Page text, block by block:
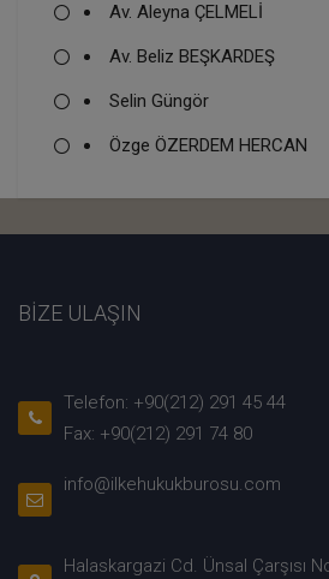
Av. Aleyna ÇELMELİ
Av. Beliz BEŞKARDEŞ
Selin Güngör
Özge ÖZERDEM HERCAN
BİZE ULAŞIN
Telefon: +90(212) 291 45 44
Fax: +90(212) 291 74 80
info@ilkehukukburosu.com
Halaskargazi Cd. Ünsal Çarşısı